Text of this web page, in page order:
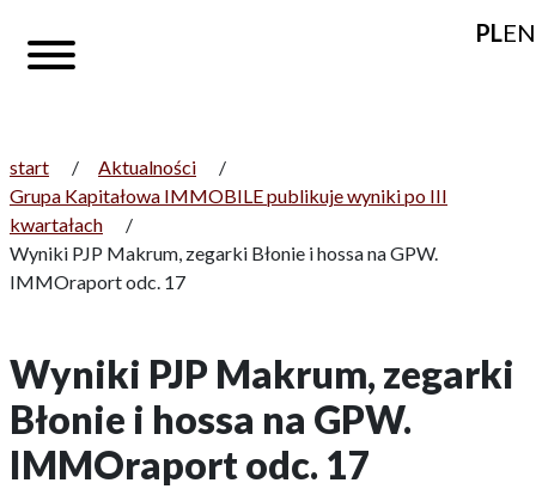
PLEN
start / Aktualności
/
Grupa Kapitałowa IMMOBILE publikuje wyniki po III
kwartałach
/
Wyniki PJP Makrum, zegarki Błonie i hossa na GPW.
IMMOraport odc. 17
Wyniki PJP Makrum, zegarki
Błonie i hossa na GPW.
IMMOraport odc. 17